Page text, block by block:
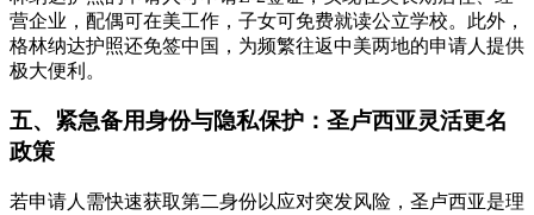
营企业，配偶可在美工作，子女可免费就读公立学校。此外，
格林纳达护照还免签中国，为频繁往返中美两地的申请人提供
极大便利。
五、紧急备用身份与隐私保护：圣卢西亚灵活更名
政策
若申请人需快速获取第二身份以应对突发风险，圣卢西亚是理